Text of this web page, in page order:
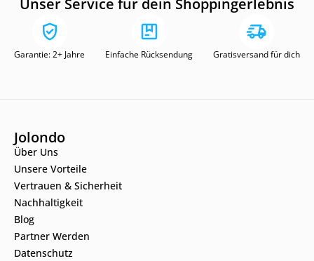
Unser Service für dein Shoppingerlebnis
Garantie: 2+ Jahre Einfache Rücksendung Gratisversand für dich
Jolondo
Über Uns
Unsere Vorteile
Vertrauen & Sicherheit
Nachhaltigkeit
Blog
Partner Werden
Datenschutz